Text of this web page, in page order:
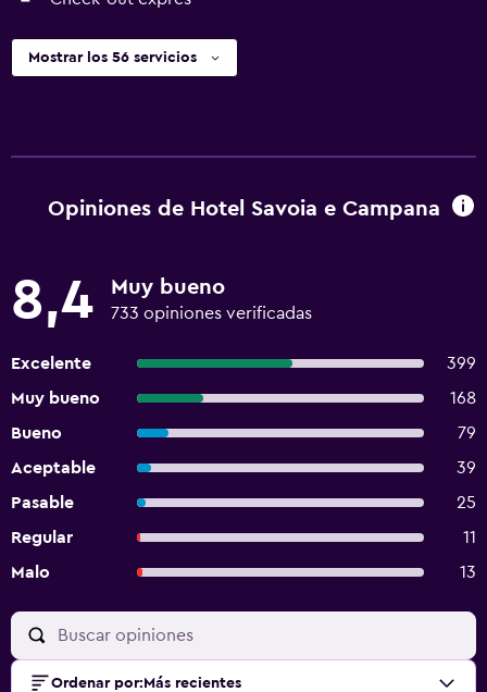
Mostrar los 56 servicios
Opiniones de Hotel Savoia e Campana
8,4 Muy bueno
733 opiniones verificadas
Excelente
399
Muy bueno
168
Bueno
79
Aceptable
39
Pasable
25
Regular
11
Malo
13
Ordenar por: Más recientes